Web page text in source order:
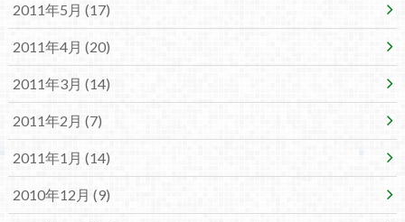
2011年5月 (17)
2011年4月 (20)
2011年3月 (14)
2011年2月 (7)
2011年1月 (14)
2010年12月 (9)